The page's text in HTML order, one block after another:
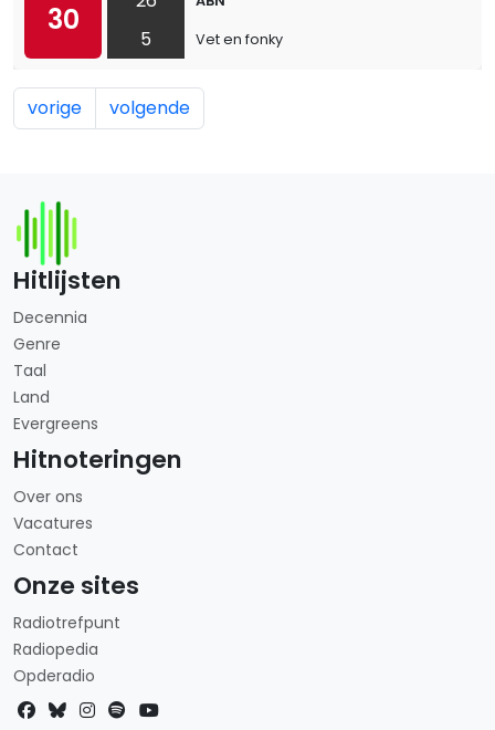
30
5
Vet en fonky
vorige volgende
Hitlijsten
Decennia
Genre
Taal
Land
Evergreens
Hitnoteringen
Over ons
Vacatures
Contact
Onze sites
Radiotrefpunt
Radiopedia
Opderadio